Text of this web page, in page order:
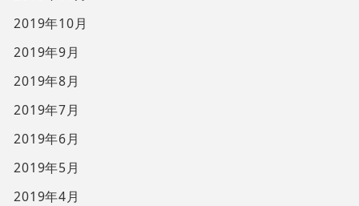
2019年10月
2019年9月
2019年8月
2019年7月
2019年6月
2019年5月
2019年4月